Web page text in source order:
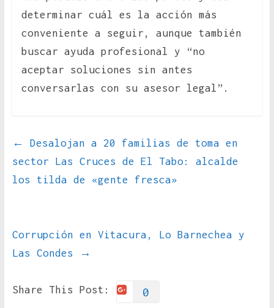
determinar cuál es la acción más
conveniente a seguir, aunque también
buscar ayuda profesional y “no
aceptar soluciones sin antes
conversarlas con su asesor legal”.
←
Desalojan a 20 familias de toma en
sector Las Cruces de El Tabo: alcalde
los tilda de «gente fresca»
Corrupción en Vitacura, Lo Barnechea y
Las Condes
→
Share This Post: 0